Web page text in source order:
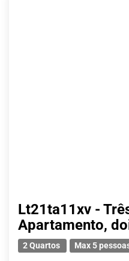
Lt21ta11xv -
Apartamento,
2 Quartos Max 5